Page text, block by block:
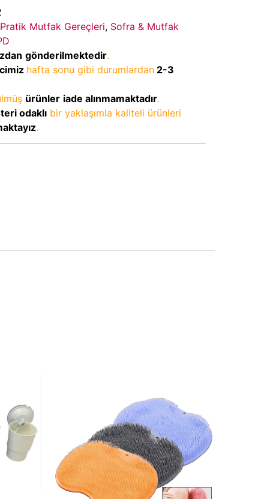
Pratik Mutfak Gereçleri, Sofra & Mutfak
gönderilmektedir.
hafta sonu gibi durumlardan 2-3
ürünler iade alınmamaktadır.
odaklı bir yaklaşımla kaliteli ürünleri
.